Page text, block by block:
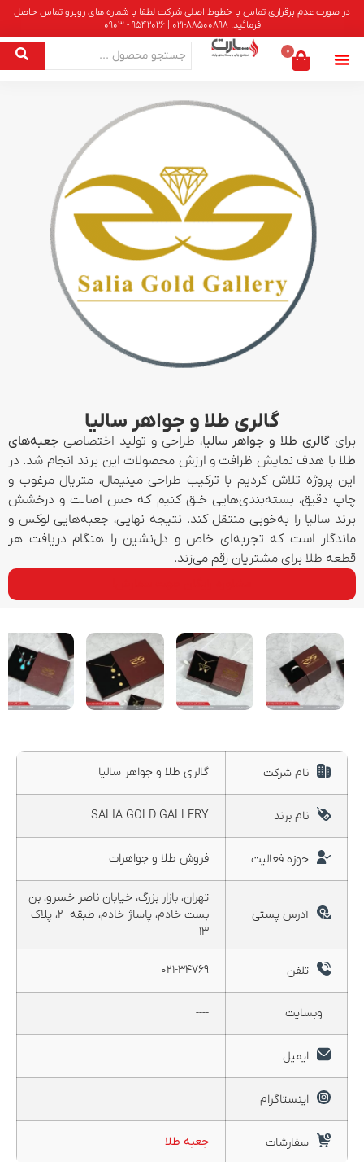
در صورت عدم برقراری تماس با خطوط اصلی شرکت لطفا با شماره های روبرو تماس حاصل
فرمائید. 88500898-021 | 9542026 - 0903
0
گالری طلا و جواهر سالیا
برای گالری طلا و جواهر سالیا، طراحی و تولید اختصاصی جعبه‌های
طلا با هدف نمایش ظرافت و ارزش محصولات این برند انجام شد. در
این پروژه تلاش کردیم با ترکیب طراحی مینیمال، متریال مرغوب و
چاپ دقیق، بسته‌بندی‌هایی خلق کنیم که حس اصالت و درخشش
برند سالیا را به‌خوبی منتقل کند. نتیجه نهایی، جعبه‌هایی لوکس و
ماندگار است که تجربه‌ای خاص و دل‌نشین را هنگام دریافت هر
قطعه طلا برای مشتریان رقم می‌زند.
نام شرکت گالری طلا و جواهر سالیا
نام برند SALIA GOLD GALLERY
حوزه فعالیت فروش طلا و جواهرات
آدرس پستی
تهران، بازار بزرگ، خیابان ناصر خسرو، بن
بست خادم، پاساژ خادم، طبقه -۲، پلاک
۱۳
تلفن ۰۲۱-۳۴۷۶۹
وبسایت ----
ایمیل ----
اینستاگرام ----
سفارشات جعبه طلا